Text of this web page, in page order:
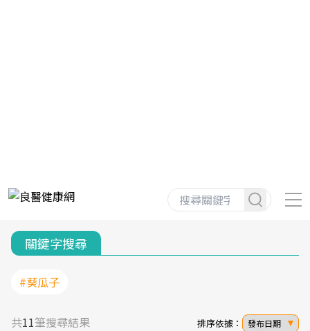
關鍵字搜尋
#葵瓜子
共11筆搜尋結果 排序依據： 發布日期